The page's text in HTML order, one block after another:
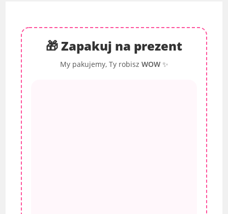
🎁 Zapakuj na prezent
My pakujemy, Ty robisz WOW✨